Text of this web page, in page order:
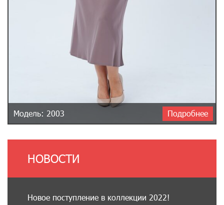
Модель: 2003 Подробнее
НОВОСТИ
Новое поступление в коллекции 2022!